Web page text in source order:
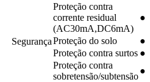
Segurança
Proteção contra
corrente residual
(AC30mA,DC6mA)
●
Proteção do solo ●
Proteção contra surtos ●
Proteção contra
sobretensão/subtensão
●